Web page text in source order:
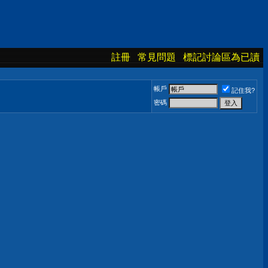
註冊 常見問題 標記討論區為已讀
帳戶
記住我?
密碼